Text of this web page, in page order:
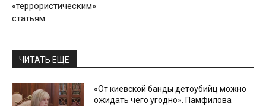
«террористическим»
статьям
ЧИТАТЬ ЕЩЕ
«От киевской банды детоубийц можно
ожидать чего угодно». Памфилова